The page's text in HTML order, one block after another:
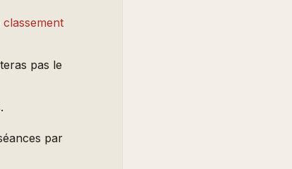
classement
pas le
par